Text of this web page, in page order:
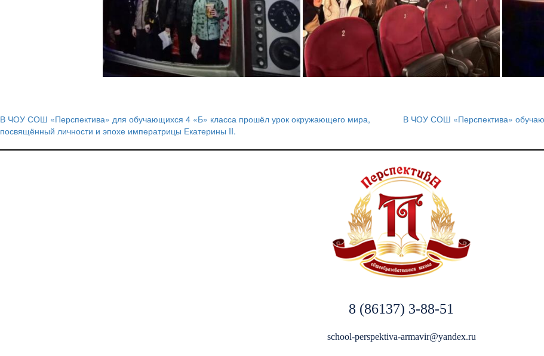
Навигация
по
В ЧОУ СОШ «Перспектива» для обучающихся 4 «Б» класса прошёл урок окружающего мира,
посвящённый личности и эпохе императрицы Екатерины II.
В ЧОУ СОШ «Перспектива»
8 (86137) 3-88-51
school-perspektiva-armavir@yandex.ru